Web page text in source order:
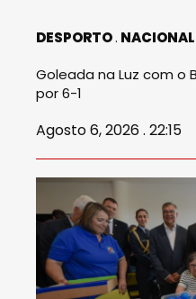
DESPORTO NACIONAL
Goleada na Luz com o
por 6-1
Agosto 6, 2026 . 22:15